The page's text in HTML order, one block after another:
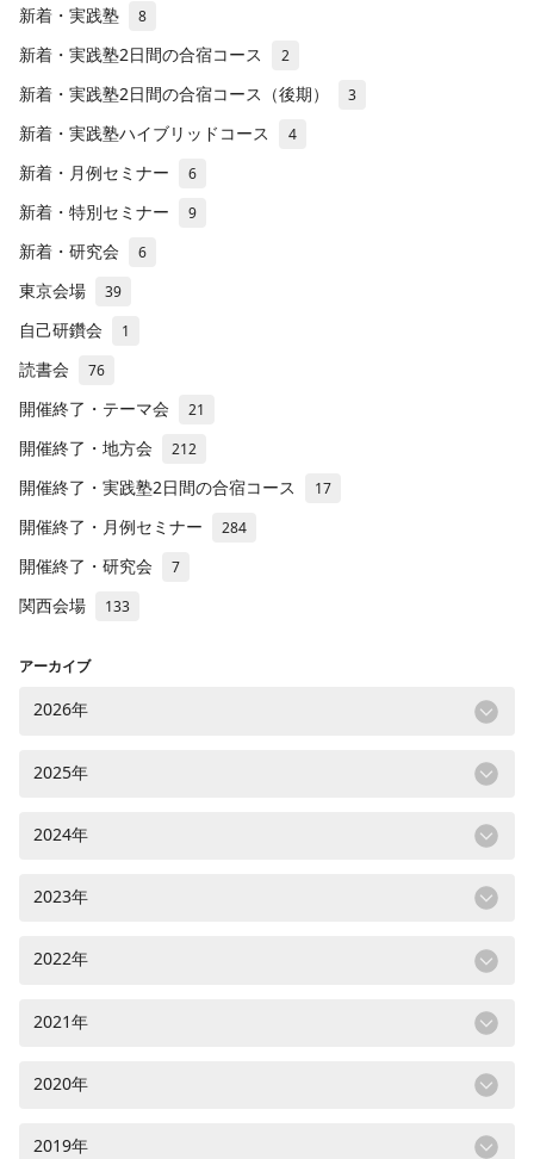
新着・実践塾 8
新着・実践塾2日間の合宿コース 2
新着・実践塾2日間の合宿コース（後期） 3
新着・実践塾ハイブリッドコース 4
新着・月例セミナー 6
新着・特別セミナー 9
新着・研究会 6
東京会場 39
自己研鑽会 1
読書会 76
開催終了・テーマ会 21
開催終了・地方会 212
開催終了・実践塾2日間の合宿コース 17
開催終了・月例セミナー 284
開催終了・研究会 7
関西会場 133
アーカイブ
2026年
2025年
2024年
2023年
2022年
2021年
2020年
2019年